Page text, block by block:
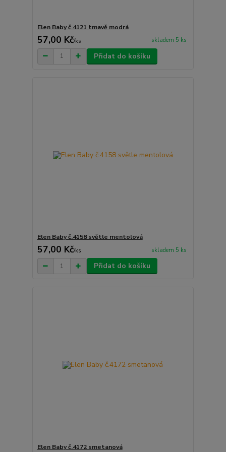
Elen Baby č.4121 tmavě modrá
57,00 Kč/ks skladem 5 ks
Přidat do košíku
Elen Baby č.4158 světle mentolová
57,00 Kč/ks skladem 5 ks
Přidat do košíku
Elen Baby č.4172 smetanová